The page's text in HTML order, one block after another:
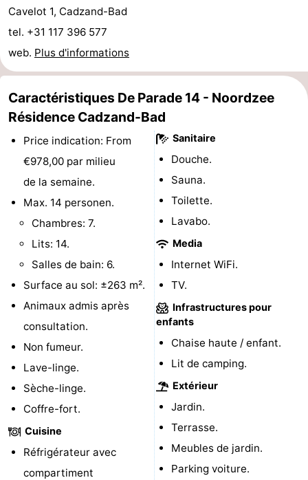
jeux
de
intérieures
Bowling
-
de
mini-
golf
de
bien-
être
Villages
&
villes
Nature
Sports
Piscines
Faire
du
vélo
Randonnée
-
Équitation
-
Terrains
de
golf
-
Surfen
-
Peche
Sportive
-
Equitation
Glossopètre
Observation
Cavelot 1, Cadzand-Bad
tel. +31 117 396 577
web. Plus d'informations
Caractéristiques De Parade 14 - Noordzee
Résidence Cadzand-Bad
Price indication: From
€978,00 par milieu
de la semaine.
Max. 14 personen.
Chambres: 7.
Lits: 14.
Salles de bain: 6.
Surface au sol: ±263 m².
Animaux admis après
consultation.
Non fumeur.
Lave-linge.
Sèche-linge.
Coffre-fort.
Cuisine
Réfrigérateur avec
compartiment
Sanitaire
Douche.
Sauna.
Toilette.
Lavabo.
Media
Internet WiFi.
TV.
Infrastructures pour
enfants
Chaise haute / enfant.
Lit de camping.
Extérieur
Jardin.
Terrasse.
Meubles de jardin.
Parking voiture.